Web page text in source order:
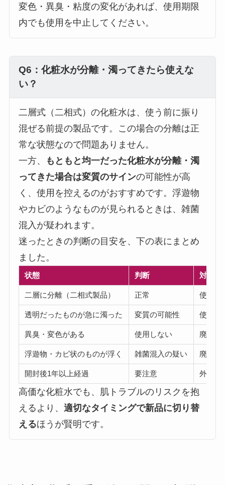
変色・異臭・粘度の変化があれば、使用期限
内でも使用を中止してください。
Q6：化粧水が分離・濁ってきたら使えな
い？
二層式（二相式）の化粧水は、使う前に振り
混ぜる前提の製品です。この場合の分離は正
常な状態なので問題ありません。
一方、
もともと均一だった化粧水が分離・濁
ってきた場合は変質のサインの可能性が高
く、使用を控えるのがおすすめです。浮遊物
やカビのようなものが見られるときは、雑菌
混入が疑われます。
迷ったときの判断の目安を、下の表にまとめ
ました。
状態 判断 対処法
二層に分離（二相式製品） 正常 使用前
透明だったものが急に濁った 変質の可能性 使用中
異臭・変色がある 使用しない 廃棄す
浮遊物・カビ状のものが浮く 雑菌混入の疑い 廃棄す
開封後1年以上経過 要注意 外見・
高価な化粧水でも、肌トラブルのリスクを抱
えるより、 適切なタイミングで新品に切り替
えるほうが賢明です。